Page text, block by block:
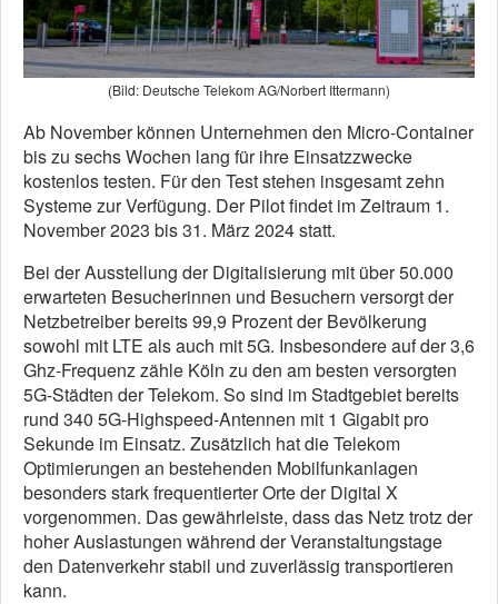
(Bild: Deutsche Telekom AG/Norbert Ittermann)
Ab November können Unternehmen den Micro-Container
bis zu sechs Wochen lang für ihre Einsatzzwecke
kostenlos testen. Für den Test stehen insgesamt zehn
Systeme zur Verfügung. Der Pilot findet im Zeitraum 1.
November 2023 bis 31. März 2024 statt.
Bei der Ausstellung der Digitalisierung mit über 50.000
erwarteten Besucherinnen und Besuchern versorgt der
Netzbetreiber bereits 99,9 Prozent der Bevölkerung
sowohl mit LTE als auch mit 5G. Insbesondere auf der 3,6
Ghz-Frequenz zähle Köln zu den am besten versorgten
5G-Städten der Telekom. So sind im Stadtgebiet bereits
rund 340 5G-Highspeed-Antennen mit 1 Gigabit pro
Sekunde im Einsatz. Zusätzlich hat die Telekom
Optimierungen an bestehenden Mobilfunkanlagen
besonders stark frequentierter Orte der Digital X
vorgenommen. Das gewährleiste, dass das Netz trotz der
hoher Auslastungen während der Veranstaltungstage
den Datenverkehr stabil und zuverlässig transportieren
kann.